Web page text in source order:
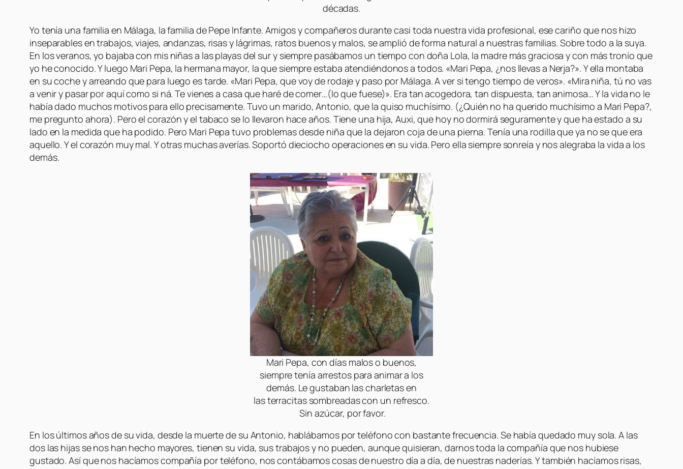
décadas.
Yo tenía una familia en Málaga, la familia de Pepe Infante. Amigos y compañeros durante casi toda nuestra vida profesional, ese cariño que nos hizo
inseparables en trabajos, viajes, andanzas, risas y lágrimas, ratos buenos y malos, se amplió de forma natural a nuestras familias. Sobre todo a la suya.
En los veranos, yo bajaba con mis niñas a las playas del sur y siempre pasábamos un tiempo con doña Lola, la madre más graciosa y con más tronío que
yo he conocido. Y luego Mari Pepa, la hermana mayor, la que siempre estaba atendiéndonos a todos. «Mari Pepa, ¿nos llevas a Nerja?». Y ella montaba
en su coche y arreando que para luego es tarde. «Mari Pepa, que voy de rodaje y paso por Málaga. A ver si tengo tiempo de veros». «Mira niña, tú no vas
a venir y pasar por aquí como si ná. Te vienes a casa que haré de comer…(lo que fuese)». Era tan acogedora, tan dispuesta, tan animosa… Y la vida no le
había dado muchos motivos para ello precisamente. Tuvo un marido, Antonio, que la quiso muchísimo. (¿Quién no ha querido muchísimo a Mari Pepa?,
me pregunto ahora). Pero el corazón y el tabaco se lo llevaron hace años. Tiene una hija, Auxi, que hoy no dormirá seguramente y que ha estado a su
lado en la medida que ha podido. Pero Mari Pepa tuvo problemas desde niña que la dejaron coja de una pierna. Tenía una rodilla que ya no se que era
aquello. Y el corazón muy mal. Y otras muchas averías. Soportó dieciocho operaciones en su vida. Pero ella siempre sonreía y nos alegraba la vida a los
demás.
Mari Pepa, con días malos o buenos,
siempre tenía arrestos para animar a los
demás. Le gustaban las charletas en
las terracitas sombreadas con un refresco.
Sin azúcar, por favor.
En los últimos años de su vida, desde la muerte de su Antonio, hablábamos por teléfono con bastante frecuencia. Se había quedado muy sola. A las
dos las hijas se nos han hecho mayores, tienen su vida, sus trabajos y no pueden, aunque quisieran, darnos toda la compañía que nos hubiese
gustado. Así que nos hacíamos compañía por teléfono, nos contábamos cosas de nuestro día a día, de nuestras naderías. Y también hacíamos risas,